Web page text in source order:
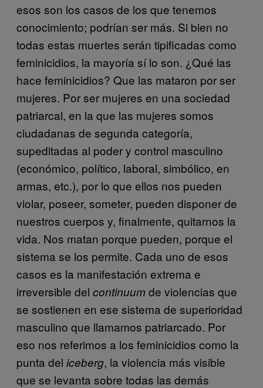
esos son los casos de los que tenemos
conocimiento; podrían ser más. Si bien no
todas estas muertes serán tipificadas como
feminicidios, la mayoría sí lo son. ¿Qué las
hace feminicidios? Que las mataron por ser
mujeres. Por ser mujeres en una sociedad
patriarcal, en la que las mujeres somos
ciudadanas de segunda categoría,
supeditadas al poder y control masculino
(económico, político, laboral, simbólico, en
armas, etc.), por lo que ellos nos pueden
violar, poseer, someter, pueden disponer de
nuestros cuerpos y, finalmente, quitarnos la
vida. Nos matan porque pueden, porque el
sistema se los permite. Cada uno de esos
casos es la manifestación extrema e
irreversible del continuumde violencias que
se sostienen en ese sistema de superioridad
masculino que llamamos patriarcado. Por
eso nos referimos a los feminicidios como la
punta del iceberg, la violencia más visible
que se levanta sobre todas las demás